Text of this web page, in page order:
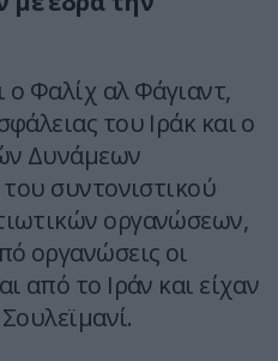
ο Φαλίχ αλ Φάγιαντ,
του Ιράκ και ο
Δυνάμεων
συντονιστικού
οργανώσεων,
οργανώσεις οι
από το Ιράν και είχαν